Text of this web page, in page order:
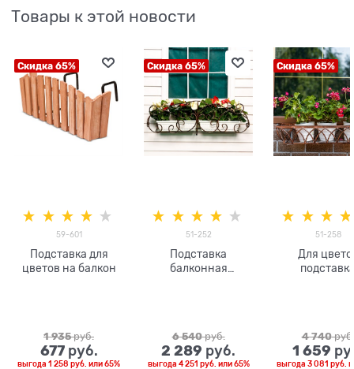
Товары к этой новости
Скидка 65%
59-601
Подставка для
цветов на балкон
1 935 руб.
677 руб.
выгода 1 258 руб. или65%
Скидка 65%
51-252
Подставка
балконная
6 540 руб.
2 289 руб.
выгода 4 251 руб. или65%
Скидка 65%
51-258
Для
4 740 руб.
1 659
выгода 3 081 руб.